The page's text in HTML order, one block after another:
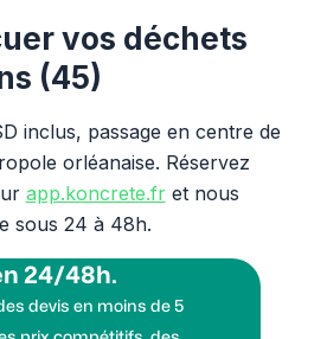
vos déchets
(45)
inclus, passage en centre de
orléanaise. Réservez
app.koncrete.fret nous
sous 24 à 48h.
24/48h.
devis en moins de 5